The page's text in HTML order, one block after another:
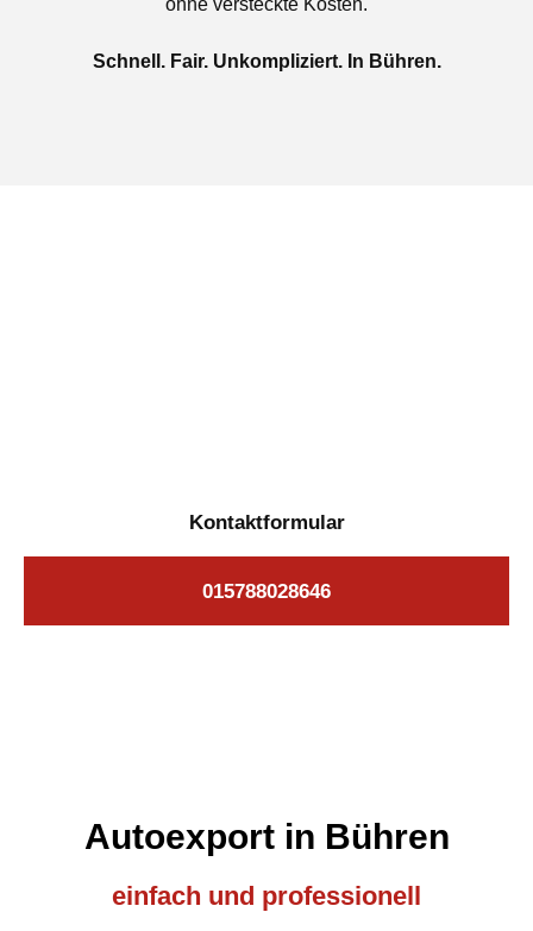
ohne versteckte Kosten.
Schnell. Fair. Unkompliziert. In Bühren.
Kontaktformular
015788028646
Autoexport in Bühren
einfach und professionell